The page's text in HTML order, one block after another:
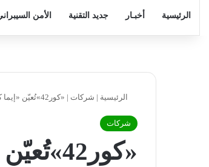
الرئيسية أخبـار جديد التقنية الأمن
الرئيسية | شركات | «كور42»تُعيّن «إيما كلوني» لقيادة التوسع الدولي للشركة
شركات